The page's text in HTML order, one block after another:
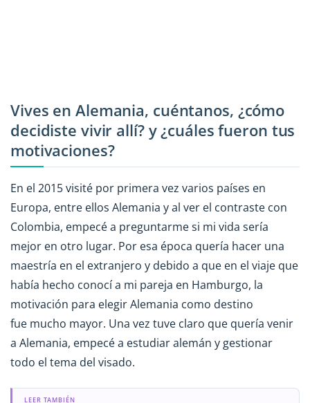
Vives en Alemania, cuéntanos, ¿cómo
decidiste vivir allí? y ¿cuáles fueron tus
motivaciones?
En el 2015 visité por primera vez varios países en
Europa, entre ellos Alemania y al ver el contraste con
Colombia, empecé a preguntarme si mi vida sería
mejor en otro lugar. Por esa época quería hacer una
maestría en el extranjero y debido a que en el viaje que
había hecho conocí a mi pareja en Hamburgo, la
motivación para elegir Alemania como destino
fue mucho mayor. Una vez tuve claro que quería venir
a Alemania, empecé a estudiar alemán y gestionar
todo el tema del visado.
LEER TAMBIÉN